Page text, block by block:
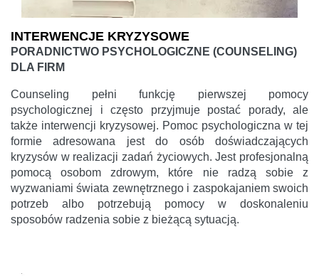
INTERWENCJE KRYZYSOWE
PORADNICTWO PSYCHOLOGICZNE (COUNSELING)
DLA FIRM
Counseling pełni funkcję pierwszej pomocy
psychologicznej i często przyjmuje postać porady, ale
także interwencji kryzysowej. Pomoc psychologiczna w tej
formie adresowana jest do osób doświadczających
kryzysów w realizacji zadań życiowych. Jest profesjonalną
pomocą osobom zdrowym, które nie radzą sobie z
wyzwaniami świata zewnętrznego i zaspokajaniem swoich
potrzeb albo potrzebują pomocy w doskonaleniu
sposobów radzenia sobie z bieżącą sytuacją.